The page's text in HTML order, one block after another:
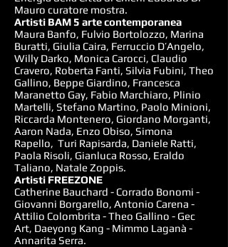
Mauro curatore mostra.
Artisti BAM 5 arte contemporanea
Maura Banfo, Fulvio Bortolozzo, Marina
Buratti, Giulia Caira, Ferruccio D’Angelo,
Willy Darko, Monica Carocci, Claudio
Cravero, Roberta Fanti, Silvia Fubini, Theo
Gallino, Beppe Giardino, Francesca
Maranetto Gay, Fabio Marchiaro, Plinio
Martelli, Stefano Martino, Paolo Minioni,
Riccarda Montenero, Giordano Morganti,
Aaron Nada, Enzo Obiso, Simona
Rapello, Turi Rapisarda, Daniele Ratti,
Paola Risoli, Gianluca Rosso, Eraldo
Taliano, Natale Zoppis.
Artisti FREEZONE
Catherine Bauchard - Corrado Bonomi -
Giovanni Borgarello, Antonio Carena -
Attilio Colombrita - Theo Gallino - Gec
Art, Daeyong Kang - Mimmo Laganà -
Annarita Serra.